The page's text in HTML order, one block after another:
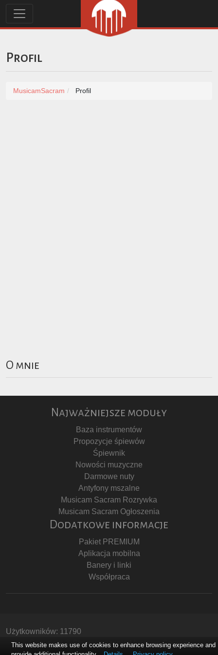
Profil
MusicamSacram Profil
O mnie
Najważniejsze moduły
Baza instrumentów
Propozycje śpiewów
Śpiewnik
Nowości muzyczne
Darmowe nuty
Antyfony mszalne
Musicam Sacram Rozrywka
Musicam Sacram Ogłoszenia
Dodatkowe informacje
Pakiet PREMIUM
Aplikacja mobilna
Banery i linki
Współpraca
Użytkowników: 11790
Copyright © Stowarzyszenie Musicam Sacram
This website makes use of cookies to enhance browsing experience and